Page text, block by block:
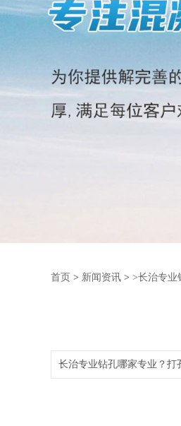
首页 > 新闻资讯 > >长治专业
长治专业钻孔哪家专业？打